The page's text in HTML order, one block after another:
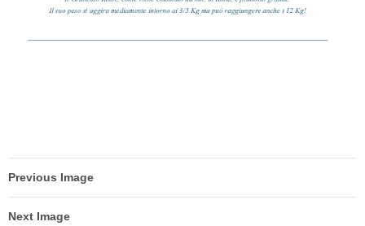
Previous Image
Next Image